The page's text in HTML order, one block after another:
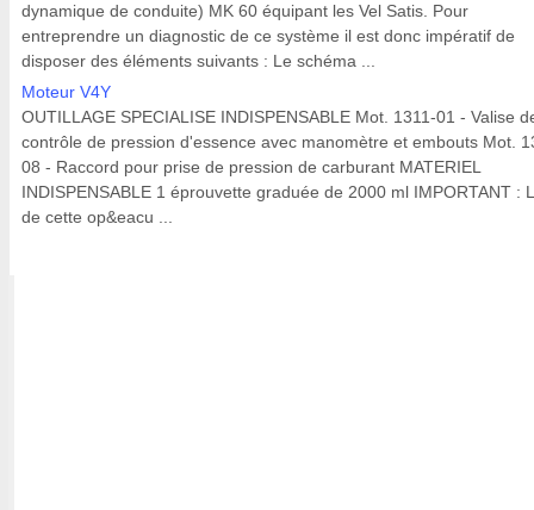
dynamique de conduite) MK 60 équipant les Vel Satis. Pour
entreprendre un diagnostic de ce système il est donc impératif de
disposer des éléments suivants : Le schéma ...
Moteur V4Y
OUTILLAGE SPECIALISE INDISPENSABLE Mot. 1311-01 - Valise
contrôle de pression d'essence avec manomètre et embouts Mot.
08 - Raccord pour prise de pression de carburant MATERIEL
INDISPENSABLE 1 éprouvette graduée de 2000 ml IMPORTANT :
de cette op&eacu ...